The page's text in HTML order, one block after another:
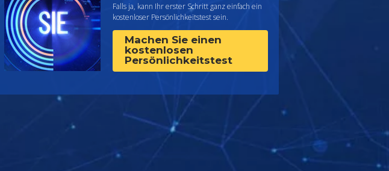
Falls ja, kann Ihr erster Schritt ganz einfach ein
kostenloser Persönlichkeitstest sein.
Machen Sie einen
kostenlosen
Persönlichkeitstest